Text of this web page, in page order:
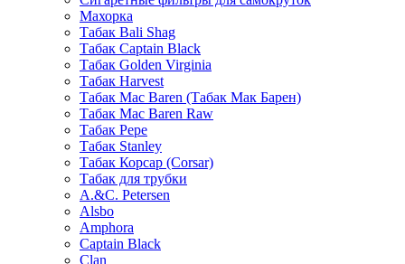
Махорка
Табак Bali Shag
Табак Captain Black
Табак Golden Virginia
Табак Harvest
Табак Mac Baren (Табак Мак Барен)
Табак Mac Baren Raw
Табак Pepe
Табак Stanley
Табак Корсар (Corsar)
Табак для трубки
A.&C. Petersen
Alsbo
Amphora
Captain Black
Clan